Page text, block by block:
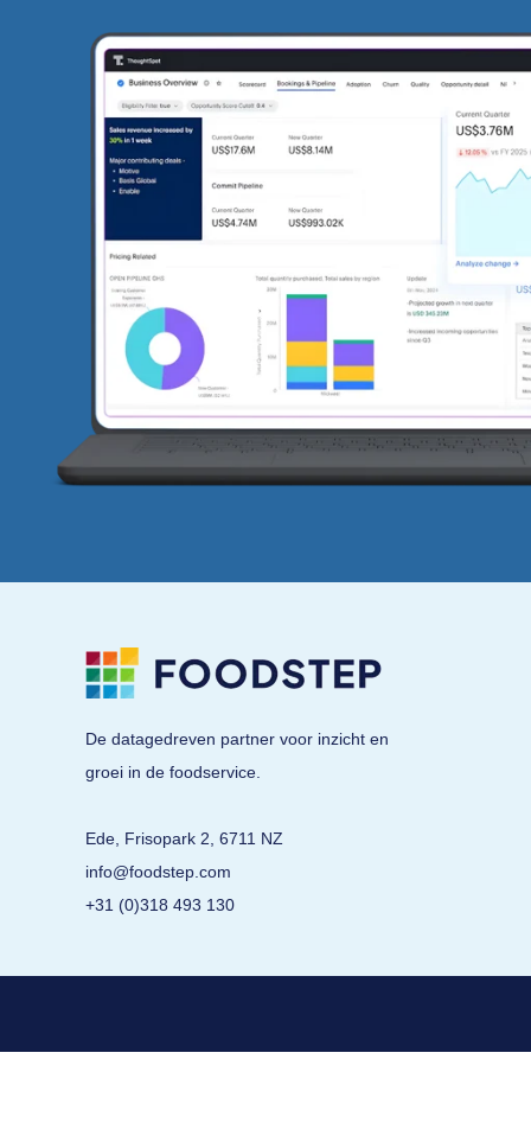
De datagedreven partner voor inzicht en
groei in de foodservice.
Ede, Frisopark 2, 6711 NZ
info@foodstep.com
+31 (0)318 493 130